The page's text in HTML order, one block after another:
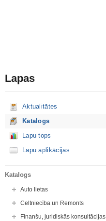
Lapas
Aktualitātes
Katalogs
Lapu tops
Lapu aplikācijas
Katalogs
Auto lietas
Celtniecība un Remonts
Finanšu, juridiskās konsultācijas